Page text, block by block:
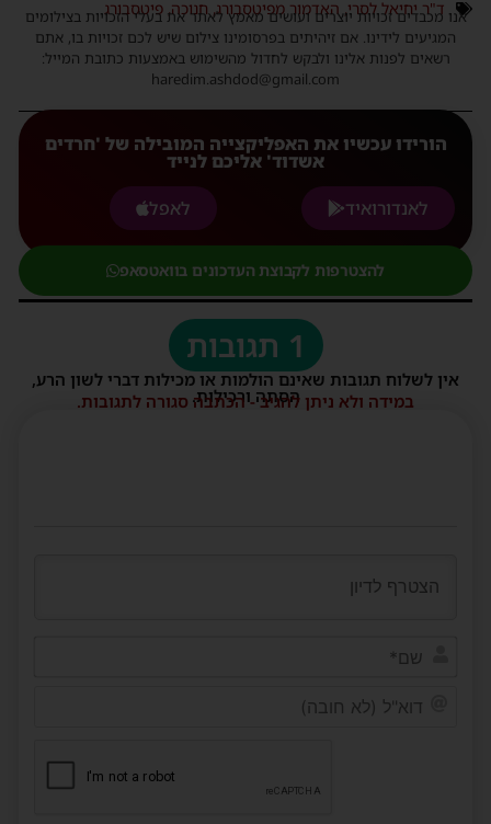
ד"ר יחיאל לסרי, האדמור מפיטסבורג,חנוכה, פיטסבורג
אנו מכבדים זכויות יוצרים ועושים מאמץ לאתר את בעלי הזכויות בצילומים
המגיעים לידינו. אם זיהיתים בפרסומינו צילום שיש לכם זכויות בו, אתם
רשאים לפנות אלינו ולבקש לחדול מהשימוש באמצעות כתובת המייל:
haredim.ashdod@gmail.com
הורידו עכשיו את האפליקצייה המובילה של 'חרדים
אשדוד' אליכם לנייד
לאנדורואיד
לאפל
להצטרפות לקבוצת העדכונים בוואטסאפ
1 תגובות
אין לשלוח תגובות שאינם הולמות או מכילות דברי לשון הרע,
הסתה ורכילות.
במידה ולא ניתן להגיב - הכתבה סגורה לתגובות.